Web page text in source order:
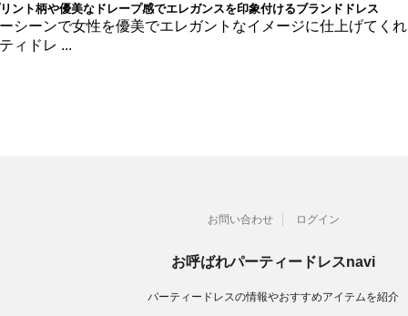
ント柄や優美なドレープ感でエレガンスを印象付けるブランドドレス
シーンで女性を優美でエレガントなイメージに仕上げてくれ
ィドレ ...
お問い合わせ ログイン
お呼ばれパーティードレスnavi
パーティードレスの情報やおすすめアイテムを紹介